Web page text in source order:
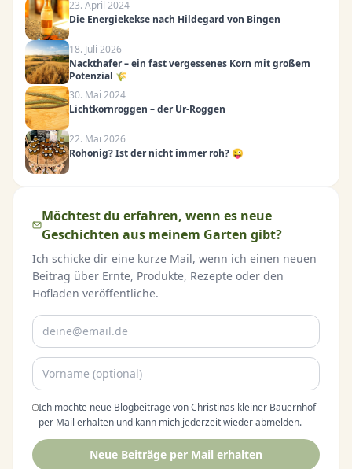
23. April 2024
Die Energiekekse nach Hildegard von Bingen
18. Juli 2026
Nackthafer – ein fast vergessenes Korn mit großem
Potenzial 🌾
30. Mai 2024
Lichtkornroggen – der Ur-Roggen
22. Mai 2026
Rohonig? Ist der nicht immer roh? 😜
Möchtest du erfahren, wenn es neue
Geschichten aus meinem Garten gibt?
Ich schicke dir eine kurze Mail, wenn ich einen neuen
Beitrag über Ernte, Produkte, Rezepte oder den
Hofladen veröffentliche.
Ich möchte neue Blogbeiträge von Christinas kleiner Bauernhof
per Mail erhalten und kann mich jederzeit wieder abmelden.
Neue Beiträge per Mail erhalten